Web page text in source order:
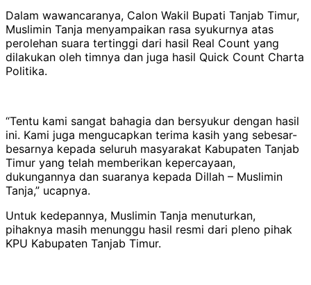
Dalam wawancaranya, Calon Wakil Bupati Tanjab Timur,
Muslimin Tanja menyampaikan rasa syukurnya atas
perolehan suara tertinggi dari hasil Real Count yang
dilakukan oleh timnya dan juga hasil Quick Count Charta
Politika.
“Tentu kami sangat bahagia dan bersyukur dengan hasil
ini. Kami juga mengucapkan terima kasih yang sebesar-
besarnya kepada seluruh masyarakat Kabupaten Tanjab
Timur yang telah memberikan kepercayaan,
dukungannya dan suaranya kepada Dillah – Muslimin
Tanja,” ucapnya.
Untuk kedepannya, Muslimin Tanja menuturkan,
pihaknya masih menunggu hasil resmi dari pleno pihak
KPU Kabupaten Tanjab Timur.